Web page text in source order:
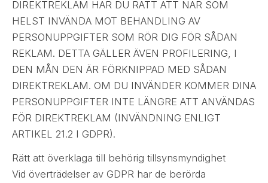
DIREKTREKLAM HAR DU RÄTT ATT NÄR SOM
HELST INVÄNDA MOT BEHANDLING AV
PERSONUPPGIFTER SOM RÖR DIG FÖR SÅDAN
REKLAM. DETTA GÄLLER ÄVEN PROFILERING, I
DEN MÅN DEN ÄR FÖRKNIPPAD MED SÅDAN
DIREKTREKLAM. OM DU INVÄNDER KOMMER DINA
PERSONUPPGIFTER INTE LÄNGRE ATT ANVÄNDAS
FÖR DIREKTREKLAM (INVÄNDNING ENLIGT
ARTIKEL 21.2 I GDPR).
Rätt att överklaga till behörig tillsynsmyndighet
Vid överträdelser av GDPR har de berörda